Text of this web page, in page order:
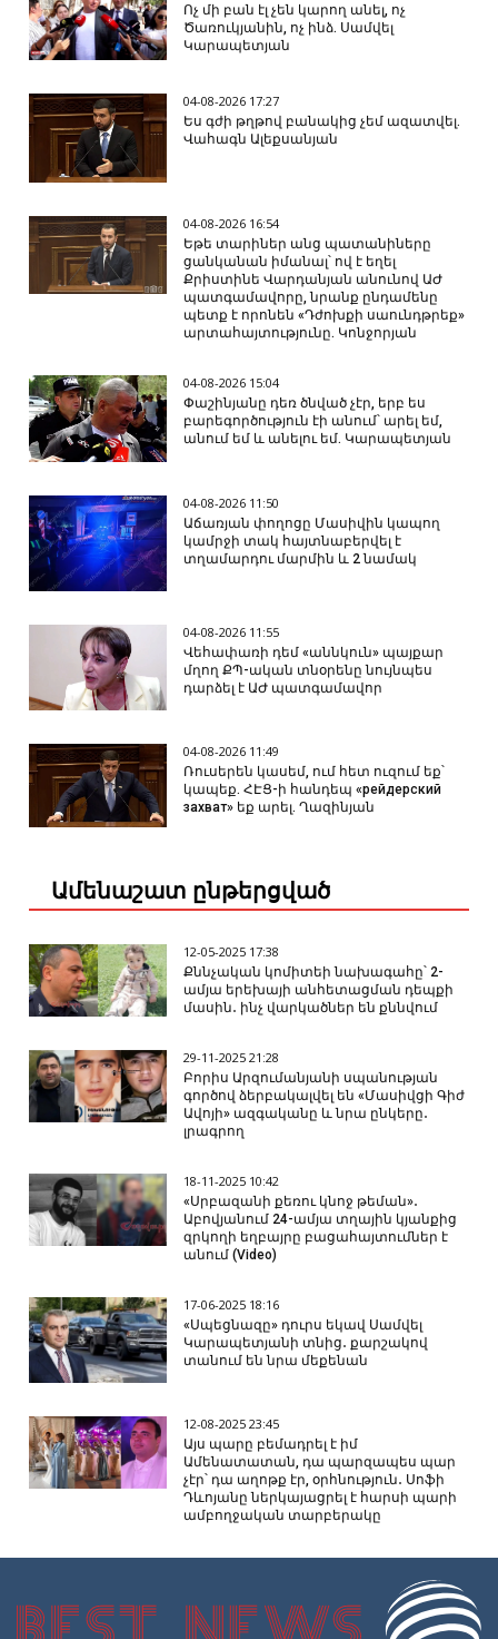
Ոչ մի բան էլ չեն կարող անել, ոչ
Ծառուկյանին, ոչ ինձ. Սամվել
Կարապետյան
04-08-2026 17:27
Ես գժի թղթով բանակից չեմ ազատվել.
Վահագն Ալեքսանյան
04-08-2026 16:54
Եթե տարիներ անց պատանիները
ցանկանան իմանալ՝ ով է եղել
Քրիստինե Վարդանյան անունով ԱԺ
պատգամավորը, նրանք ընդամենը
պետք է որոնեն «Դժոխքի սաունդթրեք»
արտահայտությունը. Կոնջորյան
04-08-2026 15:04
Փաշինյանը դեռ ծնված չէր, երբ ես
բարեգործություն էի անում՝ արել եմ,
անում եմ և անելու եմ. Կարապետյան
04-08-2026 11:50
Աճառյան փողոցը Մասիվին կապող
կամրջի տակ հայտնաբերվել է
տղամարդու մարմին և 2 նամակ
04-08-2026 11:55
Վեհափառի դեմ «աննկուն» պայքար
մղող ՔՊ-ական տնօրենը նույնպես
դարձել է ԱԺ պատգամավոր
04-08-2026 11:49
Ռուսերեն կասեմ, ում հետ ուզում եք՝
կապեք. ՀԷՑ-ի հանդեպ «рейдерский
захват» եք արել. Ղազինյան
Ամենաշատ ընթերցված
12-05-2025 17:38
Քննչական կոմիտեի նախագահը՝ 2-
ամյա երեխայի անհետացման դեպքի
մասին․ ինչ վարկածներ են քննվում
29-11-2025 21:28
Բորիս Արզումանյանի սպանության
գործով ձերբակալվել են «Մասիվցի Գիժ
Ավոյի» ազգականը և նրա ընկերը․
լրագրող
18-11-2025 10:42
«Սրբազանի քեռու կնոջ թեման»․
Աբովյանում 24-ամյա տղային կյանքից
զրկողի եղբայրը բացահայտումներ է
անում (Video)
17-06-2025 18:16
«Սպեցնազը» դուրս եկավ Սամվել
Կարապետյանի տնից․ քարշակով
տանում են նրա մեքենան
12-08-2025 23:45
Այս պարը բեմադրել է իմ
Ամենատատան, դա պարզապես պար
չէր՝ դա աղոթք էր, օրհնություն․ Սոֆի
Դևոյանը ներկայացրել է հարսի պարի
ամբողջական տարբերակը